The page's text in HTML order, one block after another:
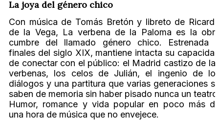
La joya del género chico
Con música de Tomás Bretón y libreto de
de la Vega, La verbena de la Paloma es la
cumbre del llamado género chico. Estrenada
finales del siglo XIX, mantiene intacta su
de conectar con el público: el Madrid castizo de
verbenas, los celos de Julián, el ingenio de
diálogos y una partitura que varias generaciones
saben de memoria sin haber pisado nunca un
Humor, romance y vida popular en poco más
una hora de música que no envejece.